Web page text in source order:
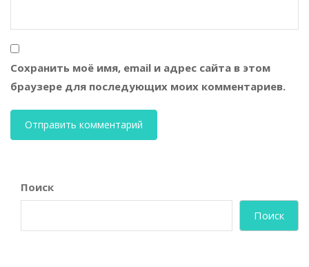
Сохранить моё имя, email и адрес сайта в этом
браузере для последующих моих комментариев.
Поиск
Поиск